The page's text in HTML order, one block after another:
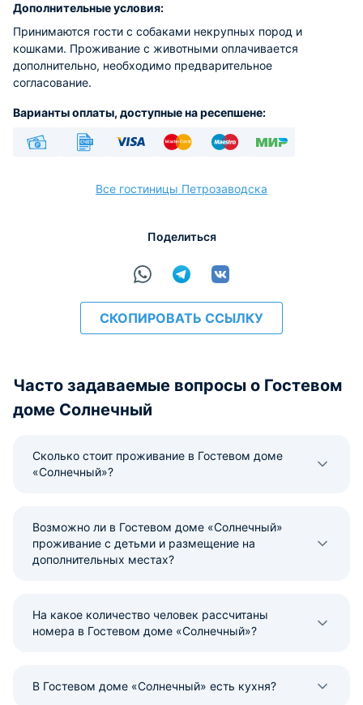
Дополнительные условия:
Принимаются гости с собаками некрупных пород и
кошками. Проживание с животными оплачивается
дополнительно, необходимо предварительное
согласование.
Варианты оплаты, доступные на ресепшене:
Все гостиницы Петрозаводска
Поделиться
СКОПИРОВАТЬ ССЫЛКУ
Часто задаваемые вопросы о Гостевом
доме Солнечный
Сколько стоит проживание в Гостевом доме
«Солнечный»?
Возможно ли в Гостевом доме «Солнечный»
проживание с детьми и размещение на
дополнительных местах?
На какое количество человек рассчитаны
номера в Гостевом доме «Солнечный»?
В Гостевом доме «Солнечный» есть кухня?